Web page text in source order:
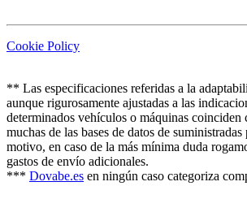
Cookie Policy
** Las especificaciones referidas a la
aunque rigurosamente ajustadas a las
determinados vehículos o máquinas
muchas de las bases de datos de
motivo, en caso de la más mínima duda
gastos de envío adicionales.
*** Dovabe.es en ningún caso categoriza